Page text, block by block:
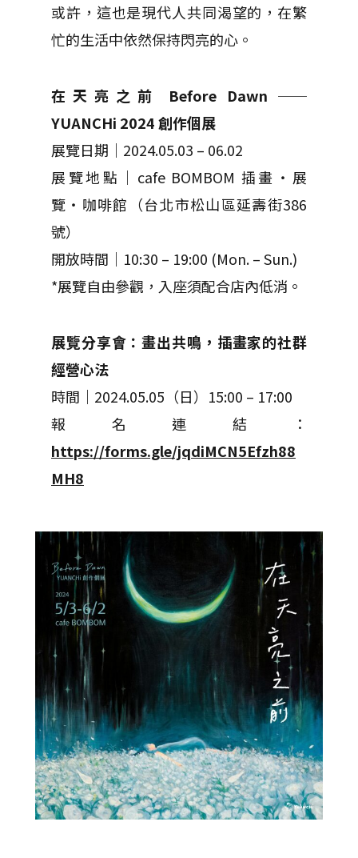
或許，這也是現代人共同渴望的，在繁
忙的生活中依然保持閃亮的心。
在天亮之前 Before Dawn ──
YUANCHi 2024 創作個展
展覽日期｜2024.05.03 – 06.02
展覽地點｜cafe BOMBOM 插畫・展
覽・咖啡館（台北市松山區延壽街386
號）
開放時間｜10:30 – 19:00 (Mon. – Sun.)
*展覽自由參觀，入座須配合店內低消。
展覽分享會：畫出共鳴，插畫家的社群
經營心法
時間｜2024.05.05（日）15:00 – 17:00
報名連結：
https://forms.gle/jqdiMCN5Efzh88
MH8